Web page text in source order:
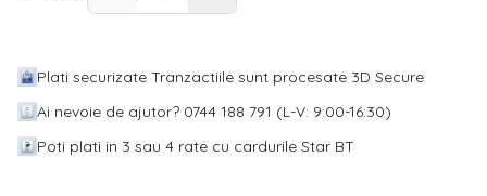
Plati securizate Tranzactiile sunt procesate 3D Secure
Ai nevoie de ajutor? 0744 188 791 (L-V: 9:00-16:30)
Poti plati in 3 sau 4 rate cu cardurile Star BT